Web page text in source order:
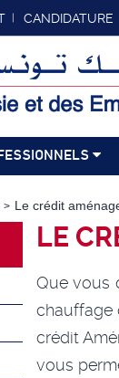
CANDIDATURE
Le crédit
LE
Que vous
chauffage
crédit
vous